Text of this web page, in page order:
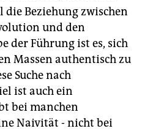
die Beziehung zwischen
und den
der Führung ist es, sich
Massen authentisch zu
Suche nach
ist auch ein
bei manchen
Naivität - nicht bei